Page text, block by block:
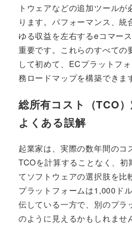
トウェアなどの追加ツール
ります。パフォーマンス、統
ゆる収益を左右するeコマー
重要です。これらのすべての
して初めて、ECプラットフ
務ロードマップを構築できま
総所有コスト（TCO）
よくある誤解
起業家は、実際の数年間のコ
TCOを計算することなく、初
てソフトウェアの選択肢を比
プラットフォームは1,000ド
伝している一方で、別のプラ
のように見えるかもしれませ